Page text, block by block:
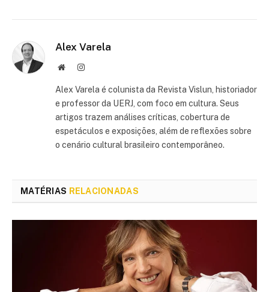
Alex Varela
Site Instagram
Alex Varela é colunista da Revista Vislun, historiador
e professor da UERJ, com foco em cultura. Seus
artigos trazem análises críticas, cobertura de
espetáculos e exposições, além de reflexões sobre
o cenário cultural brasileiro contemporâneo.
MATÉRIAS RELACIONADAS